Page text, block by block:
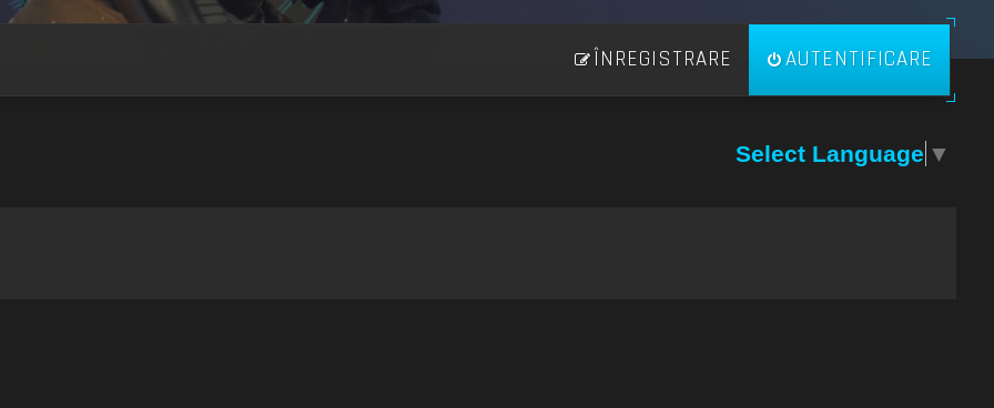
AUTENTIFICARE
ÎNREGISTRARE
Select Language ▼